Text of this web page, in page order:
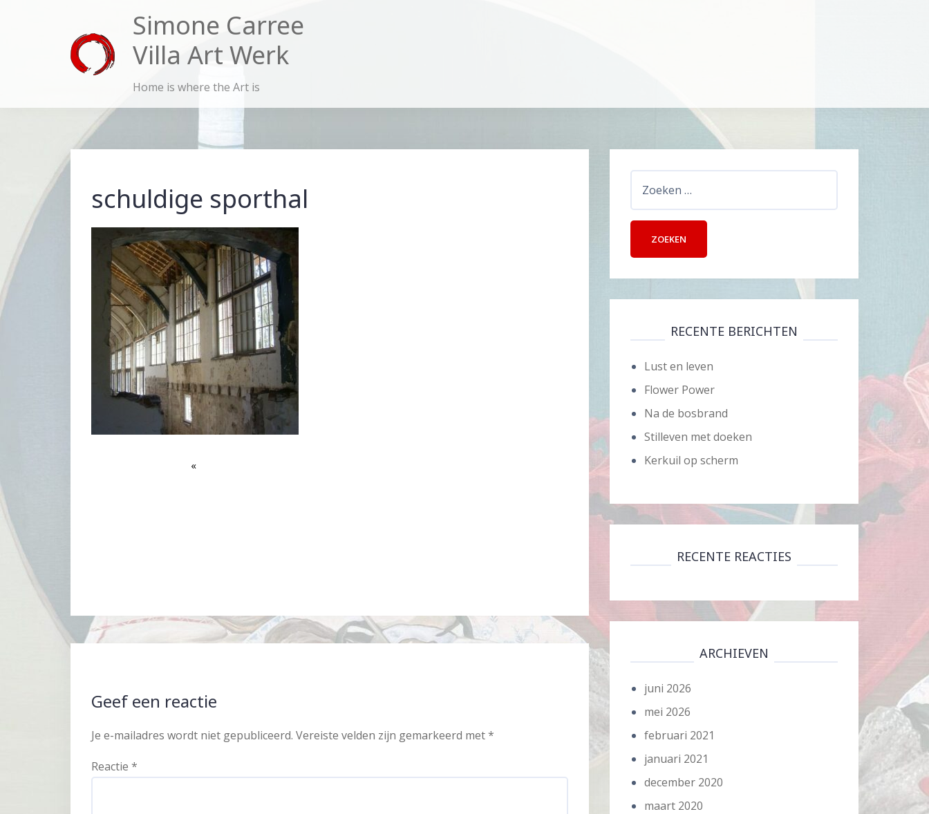
Simone Carree
Villa Art Werk
Home is where the Art is
schuldige sporthal
Geef een reactie
Je e-mailadres wordt niet gepubliceerd. Vereiste velden zijn gemarkeerd met*
Reactie *
RECENTE BERICHTEN
Lust en leven
Flower Power
Na de bosbrand
Stilleven met doeken
Kerkuil op scherm
RECENTE REACTIES
ARCHIEVEN
juni 2026
mei 2026
februari 2021
januari 2021
december 2020
maart 2020